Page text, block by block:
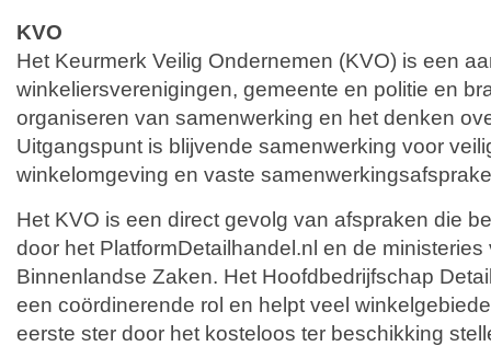
KVO
Het Keurmerk Veilig Ondernemen (KVO) is een
winkeliersverenigingen, gemeente en politie en
organiseren van samenwerking en het denken
Uitgangspunt is blijvende samenwerking voor
winkelomgeving en vaste
Het KVO is een direct gevolg van afspraken die
door het PlatformDetailhandel.nl en de
Binnenlandse Zaken. Het Hoofdbedrijfschap
een coördinerende rol en helpt veel
eerste ster door het kosteloos ter beschikking